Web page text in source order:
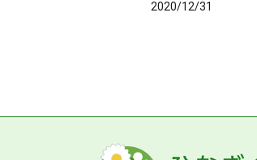
2020/12/31